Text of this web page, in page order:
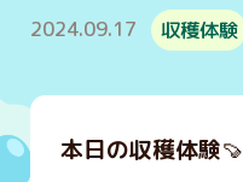
2024.09.17 収穫体験
本日の収穫体験🍠